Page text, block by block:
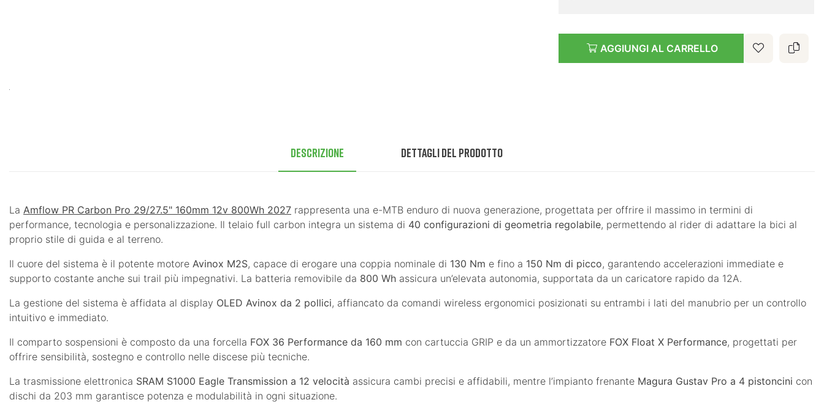
AGGIUNGI AL CARRELLO
Descrizione Dettagli del prodotto
La Amflow PR Carbon Pro 29/27.5" 160mm 12v 800Wh 2027 rappresenta una e-MTB enduro di nuova generazione, progettata per offrire il massimo in termini di
performance, tecnologia e personalizzazione. Il telaio full carbon integra un sistema di 40 configurazioni di geometria regolabile, permettendo al rider di adattare la bici al
proprio stile di guida e al terreno.
Il cuore del sistema è il potente motore Avinox M2S, capace di erogare una coppia nominale di 130 Nm e fino a 150 Nm di picco, garantendo accelerazioni immediate e
supporto costante anche sui trail più impegnativi. La batteria removibile da 800 Wh assicura un’elevata autonomia, supportata da un caricatore rapido da 12A.
La gestione del sistema è affidata al display OLED Avinox da 2 pollici, affiancato da comandi wireless ergonomici posizionati su entrambi i lati del manubrio per un controllo
intuitivo e immediato.
Il comparto sospensioni è composto da una forcella FOX 36 Performance da 160 mm con cartuccia GRIP e da un ammortizzatore FOX Float X Performance, progettati per
offrire sensibilità, sostegno e controllo nelle discese più tecniche.
La trasmissione elettronica SRAM S1000 Eagle Transmission a 12 velocità assicura cambi precisi e affidabili, mentre l’impianto frenante Magura Gustav Pro a 4 pistoncini con
dischi da 203 mm garantisce potenza e modulabilità in ogni situazione.